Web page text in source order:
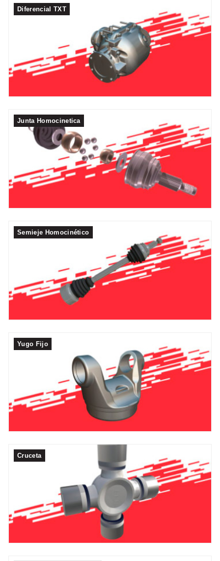
Diferencial TXT
Junta Homocinetica
Semieje Homocinético
Yugo Fijo
Cruceta